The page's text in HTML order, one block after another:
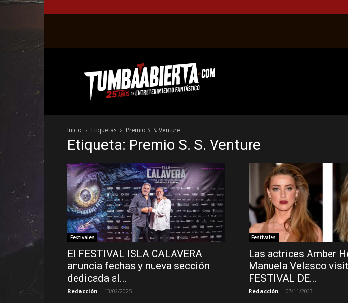
web
del
entretenimiento
el
género
fantástico.
Inicio Etiquetas Premio S. S. Venture
Etiqueta: Premio S. S. Venture
Festivales
El FESTIVAL ISLA CALAVERA
anuncia fechas y nueva sección
dedicada al...
Redacción - 13/02/2025
Festivales
Las actrices Amber
Manuela Velasco
FESTIVAL DE...
Redacción - 07/11/2023